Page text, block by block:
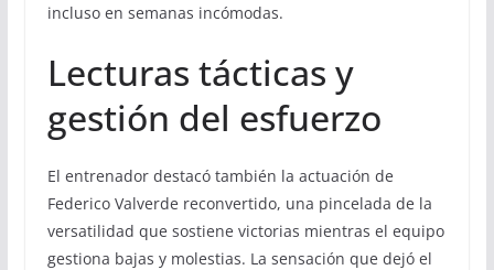
incluso en semanas incómodas.
Lecturas tácticas y
gestión del esfuerzo
El entrenador destacó también la actuación de
Federico Valverde reconvertido, una pincelada de la
versatilidad que sostiene victorias mientras el equipo
gestiona bajas y molestias. La sensación que dejó el